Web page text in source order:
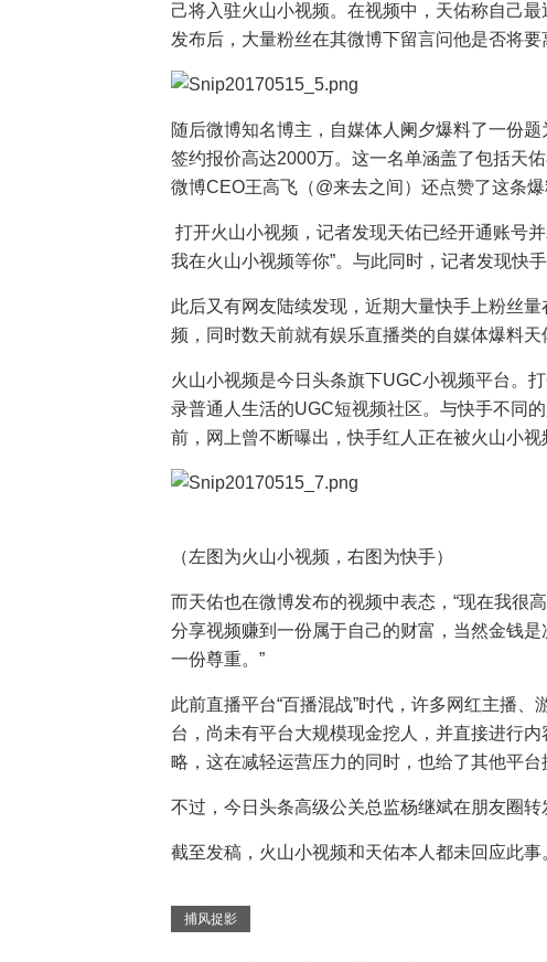
己将入驻火山小视频。在视频中，天佑称自己
发布后，大量粉丝在其微博下留言问他是否将要
随后微博知名博主，自媒体人阑夕爆料了一份
签约报价高达2000万。这一名单涵盖了包括天
微博CEO王高飞（@来去之间）还点赞了这条爆
打开火山小视频，记者发现天佑已经开通账号
我在火山小视频等你”。与此同时，记者发现快
此后又有网友陆续发现，近期大量快手上粉丝
频，同时数天前就有娱乐直播类的自媒体爆料天
火山小视频是今日头条旗下UGC小视频平台。
录普通人生活的UGC短视频社区。与快手不同
前，网上曾不断曝出，快手红人正在被火山小视
（左图为火山小视频，右图为快手）
而天佑也在微博发布的视频中表态，“现在我很
分享视频赚到一份属于自己的财富，当然金钱
一份尊重。”
此前直播平台“百播混战”时代，许多网红主播
台，尚未有平台大规模现金挖人，并直接进行
略，这在减轻运营压力的同时，也给了其他平台
不过，今日头条高级公关总监杨继斌在朋友圈转
截至发稿，火山小视频和天佑本人都未回应此事
捕风捉影